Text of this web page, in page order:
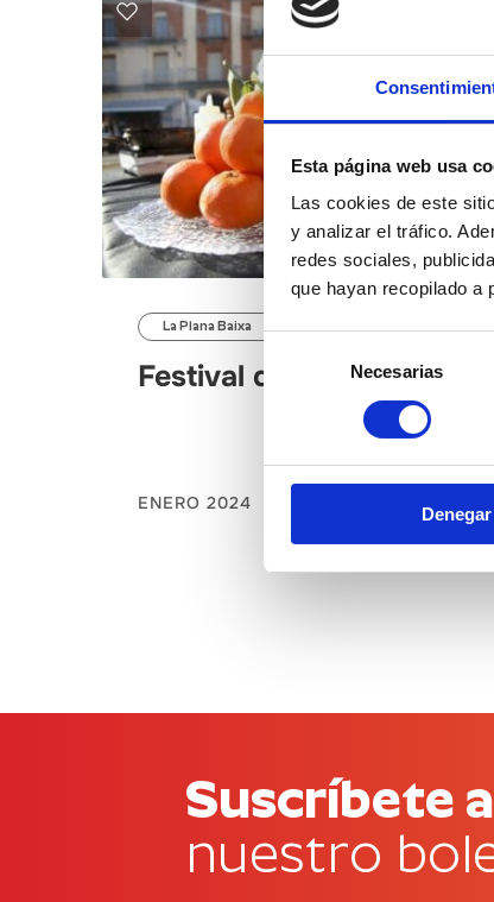
Esta página web usa
Las cookies de este
y analizar el tráfico.
redes sociales,
que hayan recopilado a
Selección
de
consentimiento
Necesarias
Denegar
La Plana Baixa
Festival de Clemenules
ENERO 2024
Suscríbete a
nuestro